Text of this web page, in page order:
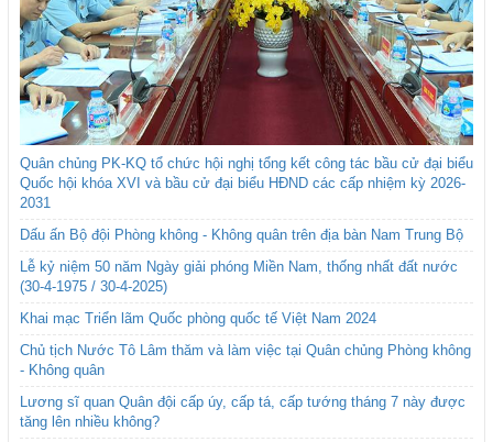
Quân chủng PK-KQ tổ chức hội nghị tổng kết công tác bầu cử đại biểu
Quốc hội khóa XVI và bầu cử đại biểu HĐND các cấp nhiệm kỳ 2026-
2031
Dấu ấn Bộ đội Phòng không - Không quân trên địa bàn Nam Trung Bộ
Lễ kỷ niệm 50 năm Ngày giải phóng Miền Nam, thống nhất đất nước
(30-4-1975 / 30-4-2025)
Khai mạc Triển lãm Quốc phòng quốc tế Việt Nam 2024
Chủ tịch Nước Tô Lâm thăm và làm việc tại Quân chủng Phòng không
- Không quân
Lương sĩ quan Quân đội cấp úy, cấp tá, cấp tướng tháng 7 này được
tăng lên nhiều không?